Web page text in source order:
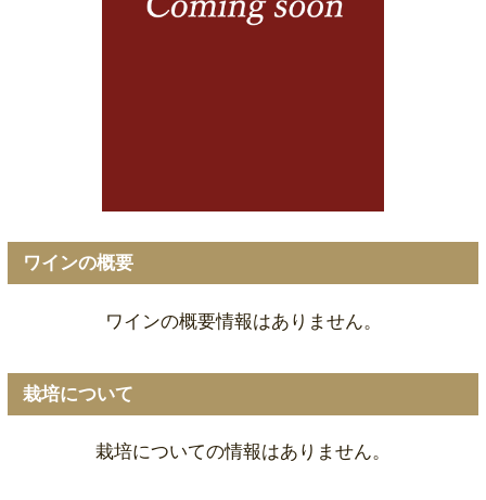
ワインの概要
ワインの概要情報はありません。
栽培について
栽培についての情報はありません。